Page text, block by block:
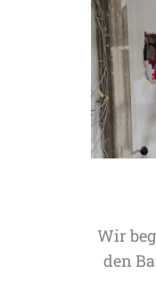
Wir
den